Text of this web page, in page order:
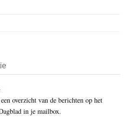
overzicht van de berichten op het
in je mailbox.